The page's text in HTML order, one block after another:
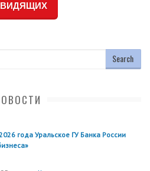
года Уральское ГУ Банка России